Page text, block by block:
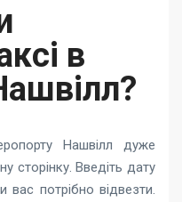
в
Нашвілл дуже
сторінку. Введіть дату
потрібно відвезти.